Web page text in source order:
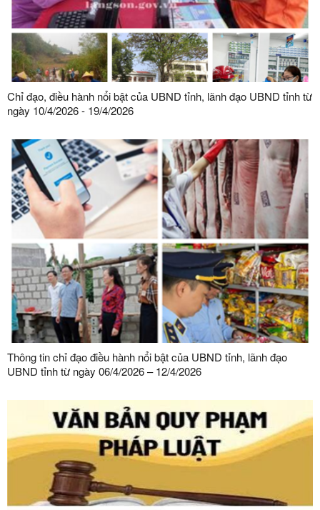
Chỉ đạo, điều hành nổi bật của UBND tỉnh, lãnh đạo UBND tỉnh từ
ngày 10/4/2026 - 19/4/2026
Thông tin chỉ đạo điều hành nổi bật của UBND tỉnh, lãnh đạo
UBND tỉnh từ ngày 06/4/2026 – 12/4/2026